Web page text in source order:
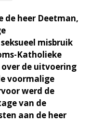
de heer Deetman,
misbruik
Katholieke
de uitvoering
voormalige
werd de
van de
aan de heer